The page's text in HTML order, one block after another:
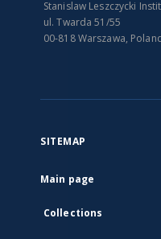
Stanislaw Leszczycki
ul. Twarda 51/55
00-818 Warszawa,
SITEMAP
Main page
Collections